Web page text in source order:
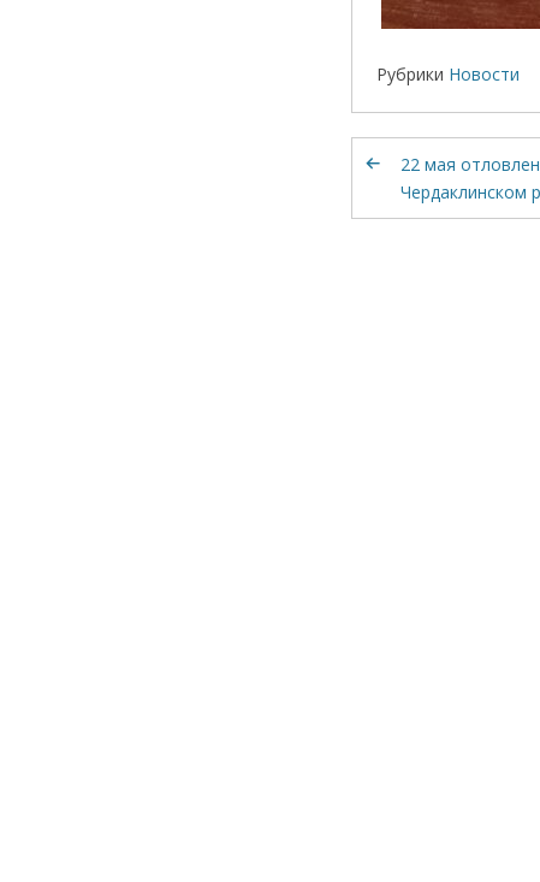
Рубрики Новости
22 мая
Чердаклинском